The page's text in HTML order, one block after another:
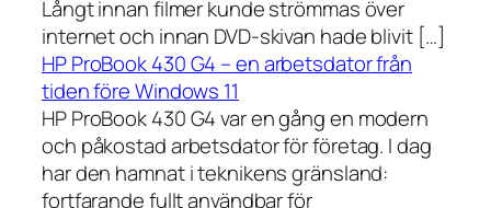
Långt innan filmer kunde strömmas över
internet och innan DVD-skivan hade blivit […]
HP ProBook 430 G4 – en arbetsdator från
tiden före Windows 11
HP ProBook 430 G4 var en gång en modern
och påkostad arbetsdator för företag. I dag
har den hamnat i teknikens gränsland:
fortfarande fullt användbar för